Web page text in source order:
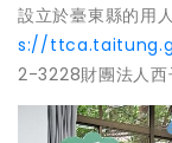
設立於臺東縣的用
s://
2-3228財團法人西